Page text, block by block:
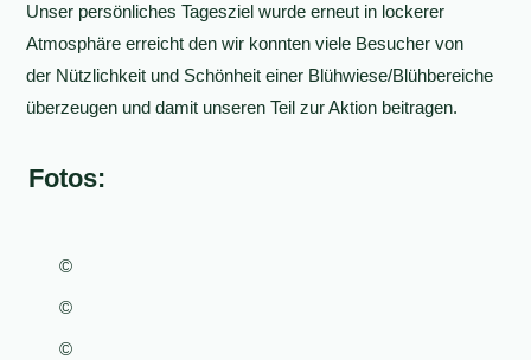
Unser persönliches Tagesziel wurde erneut in lockerer
Atmosphäre erreicht den wir konnten viele Besucher von
der Nützlichkeit und Schönheit einer Blühwiese/Blühbereiche
überzeugen und damit unseren Teil zur Aktion beitragen.
Fotos:
©
©
©